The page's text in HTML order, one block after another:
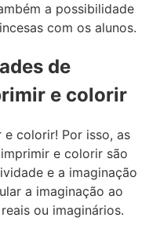
a possibilidade
com os alunos.
de
e colorir
e colorir! Por isso, as
e colorir são
e a imaginação
a imaginação ao
ou imaginários.